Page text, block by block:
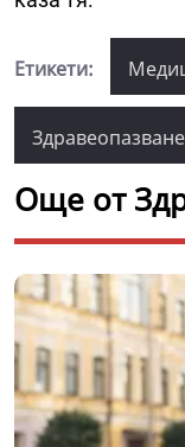
Етикети:
Здравеопазване
Още от